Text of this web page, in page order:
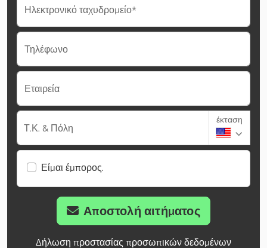
Ηλεκτρονικό ταχυδρομείο*
Τηλέφωνο
Εταιρεία
Τ.Κ. & Πόλη
έκταση
Είμαι έμπορος.
Αποστολή αιτήματος
Δήλωση προστασίας προσωπικών δεδομένων